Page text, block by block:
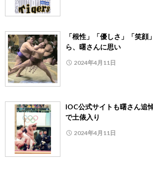
「根性」「優しさ」「笑顔
ら、曙さんに思い
2024年4月11日
IOC公式サイトも曙さん追
で土俵入り
2024年4月11日